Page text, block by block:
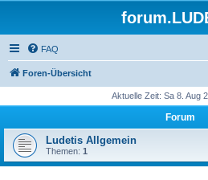
FAQ
Foren-Übersicht
Aktuelle Zeit: Sa 8. Aug
Forum
Ludetis Allgemein
Themen: 1